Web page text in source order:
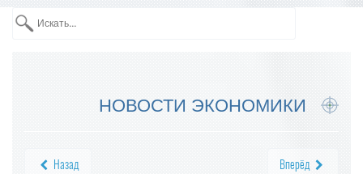
НОВОСТИ ЭКОНОМИКИ
Назад Вперёд